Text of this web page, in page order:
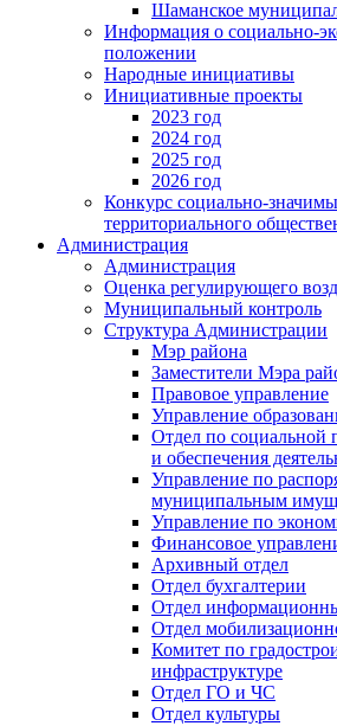
Шаманское
Информация о социально-
положении
Народные инициативы
Инициативные проекты
2023 год
2024 год
2025 год
2026 год
Конкурс социально-
территориального
Администрация
Администрация
Оценка регулирующего
Муниципальный контроль
Структура Администрации
Мэр района
Заместители Мэра
Правовое управление
Управление
Отдел по социальной
и обеспечения
Управление по
муниципальным
Управление по
Финансовое
Архивный отдел
Отдел бухгалтерии
Отдел
Отдел
Комитет по
инфраструктуре
Отдел ГО и ЧС
Отдел культуры